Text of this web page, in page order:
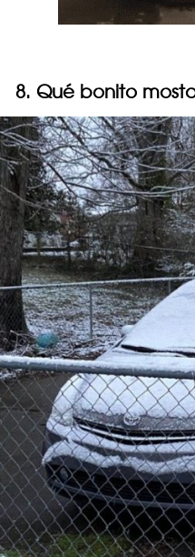
8. Qué bonito